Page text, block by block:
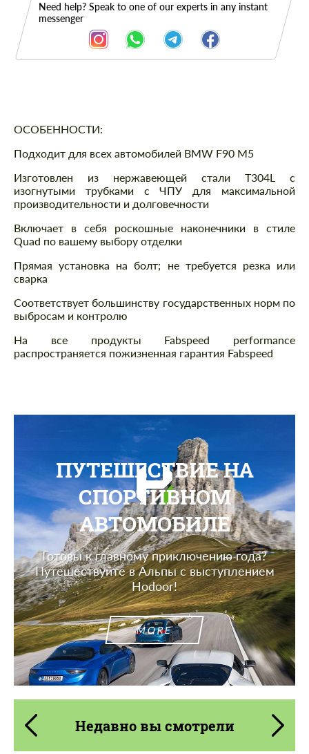
Need help? Speak to one of our experts in any instant
messenger
Описание
ОСОБЕННОСТИ:
Подходит для всех автомобилей BMW F90 M5
Изготовлен из нержавеющей стали T304L с
изогнутыми трубками с ЧПУ для максимальной
производительности и долговечности
Включает в себя роскошные наконечники в стиле
Quad по вашему выбору отделки
Прямая установка на болт; не требуется резка или
сварка
Соответствует большинству государственных норм по
выбросам и контролю
На все продукты Fabspeed performance
распространяется пожизненная гарантия Fabspeed
ПУТЕШЕСТВИЕ НА
СПОРТИВНОМ
АВТОМОБИЛЕ
Готовы к главному приключению года?
Путешествуйте в Альпы с выступлением
Hodoor!
MORE
Недавно вы смотрели